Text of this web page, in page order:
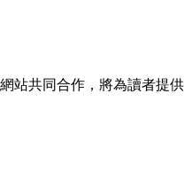
站共同合作，將為讀者提